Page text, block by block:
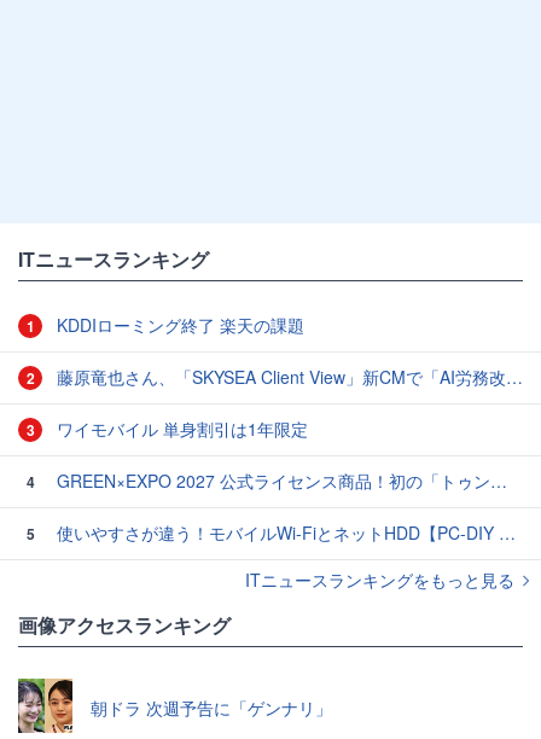
ITニュースランキング
1 KDDIローミング終了 楽天の課題
2 藤原竜也さん、「SKYSEA Client View」新CMで「AI労務改善」をアピール 働き方をAIが分析したら「すぐに休んで」と言われる？
3 ワイモバイル 単身割引は1年限定
4 GREEN×EXPO 2027 公式ライセンス商品！初の「トゥンクトゥンク」公式LINEスタンプ、販売開始
5
使いやすさが違う！モバイルWi-FiとネットHDD【PC-DIY 秋の陣】
ITニュースランキングをもっと見る
画像アクセスランキング
朝ドラ 次週予告に「ゲンナリ」